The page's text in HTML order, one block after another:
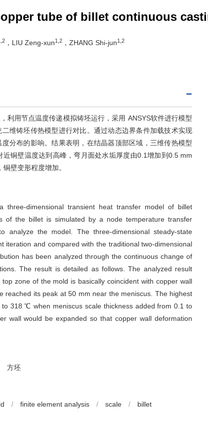
tube of billet continuous
，LIU Zeng-xun1,2 ，ZHANG Shi-jun1,2
利用节点温度传递模拟铸坯运行，采用 ANSYS软件进行模型
维铸坯传热模型进行对比。通过动态边界条件加载技术实现
分布的影响。结果表明，在结晶器顶部区域，三维传热模型
铜壁温度达到高峰，弯月面处水垢厚度由0.1增加到0.5 mm
壁变形程度增加。
dimensional transient heat transfer model of billet
of the billet is simulated by a node temperature transfer
analyze the model. The three-dimensional steady-state
and compared with the traditional two-dimensional
has been analyzed through the continuous change of
The result is detailed as follows. The analyzed result
zone of the mold is basically coincident with copper wall
its peak at 50 mm near the meniscus. The highest
318 ℃ when meniscus scale thickness added from 0.1 to
wall would be expanded so that copper wall deformation
方坯
/ finite element analysis / scale / billet